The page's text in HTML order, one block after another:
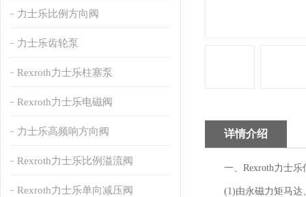
力士乐比例方向阀
力士乐齿轮泵
Rexroth力士乐柱塞泵
Rexroth力士乐电磁阀
力士乐高频响方向阀
Rexroth力士乐比例溢流阀
Rexroth力士乐单向减压阀
详情介绍
一、Rexroth力士乐
(1)由永磁力矩马达、